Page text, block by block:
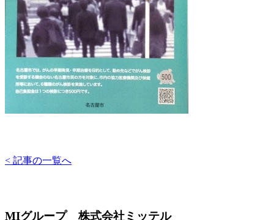
< 記事の一覧へ
MIグループ 株式会社ミッテル